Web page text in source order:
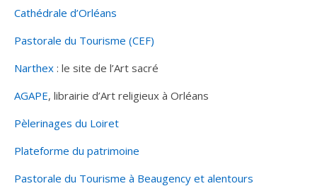
Cathédrale d’Orléans
Pastorale du Tourisme (CEF)
Narthex : le site de l’Art sacré
AGAPE, librairie d’Art religieux à Orléans
Pèlerinages du Loiret
Plateforme du patrimoine
Pastorale du Tourisme à Beaugency et alentours